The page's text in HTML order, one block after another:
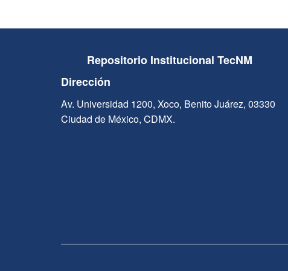
Repositorio Institucional TecNM
Dirección
Av. Universidad 1200, Xoco, Benito Juárez, 03330
Ciudad de México, CDMX.